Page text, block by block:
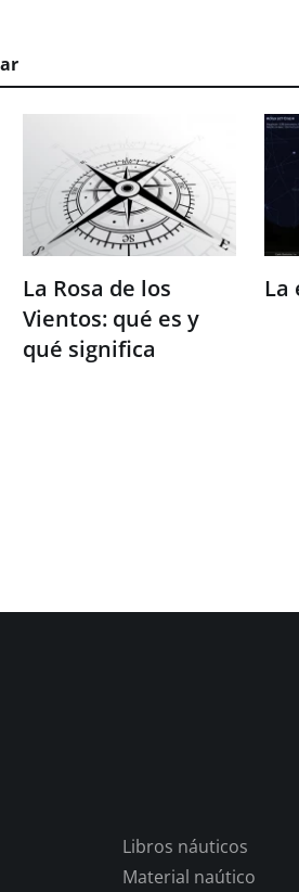
La Rosa de los
Vientos: qué es y
qué significa
La
Libros náuticos
Material naútico